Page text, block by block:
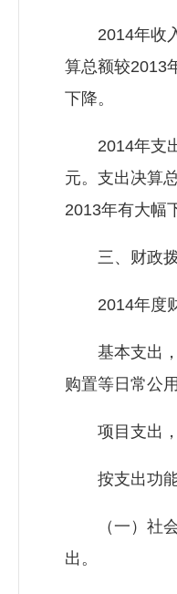
2014年收入
算总额较2013
下降。
2014年支出
元。支出决算
2013年有大幅
三、财政拨
2014年度财
基本支出，
购置等日常公
项目支出，
按支出功能
（一）社会
出。